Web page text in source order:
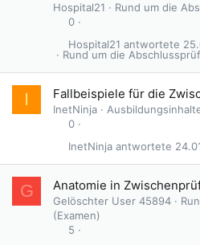
Hospital21
Rund um die
0
Rund um die
Hospital21
I Fallbeispiele für die
InetNinja
0
InetNinja
G Anatomie in
Gelöschter User 45894
(Examen)
5